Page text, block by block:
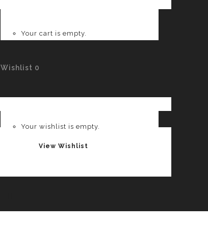
Your cart is empty.
Wishlist 0
Your wishlist is empty.
View Wishlist